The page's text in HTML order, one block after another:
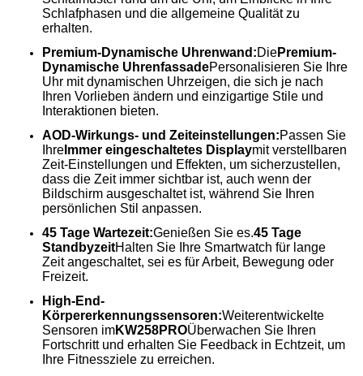
Schlafphasen und die allgemeine Qualität zu
erhalten.
Premium-Dynamische Uhrenwand:DiePremium-
Dynamische UhrenfassadePersonalisieren Sie Ihre
Uhr mit dynamischen Uhrzeigen, die sich je nach
Ihren Vorlieben ändern und einzigartige Stile und
Interaktionen bieten.
AOD-Wirkungs- und Zeiteinstellungen:Passen Sie
Ihre Immer eingeschaltetes Displaymit verstellbaren
Zeit-Einstellungen und Effekten, um sicherzustellen,
dass die Zeit immer sichtbar ist, auch wenn der
Bildschirm ausgeschaltet ist, während Sie Ihren
persönlichen Stil anpassen.
45 Tage Wartezeit:Genießen Sie es.45 Tage
StandbyzeitHalten Sie Ihre Smartwatch für lange
Zeit angeschaltet, sei es für Arbeit, Bewegung oder
Freizeit.
High-End-
Körpererkennungssensoren:Weiterentwickelte
Sensoren imKW258PROÜberwachen Sie Ihren
Fortschritt und erhalten Sie Feedback in Echtzeit, um
Ihre Fitnessziele zu erreichen.